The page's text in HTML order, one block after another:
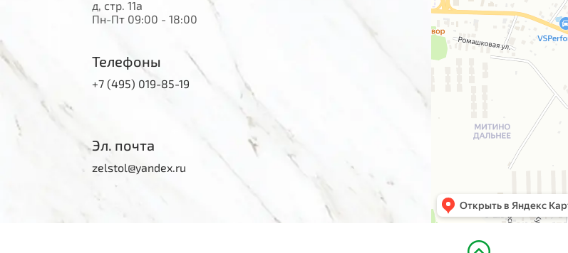
д, стр. 11а
Пн-Пт 09:00 - 18:00
Телефоны
+7 (495) 019-85-19
Эл. почта
zelstol@yandex.ru